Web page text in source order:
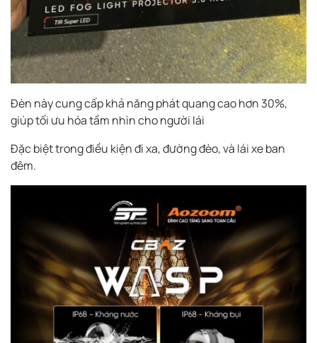
Đèn này cung cấp khả năng phát quang cao hơn 30%,
giúp tối ưu hóa tầm nhìn cho người lái
Đặc biệt trong điều kiện đi xa, đường đèo, và lái xe ban
đêm.